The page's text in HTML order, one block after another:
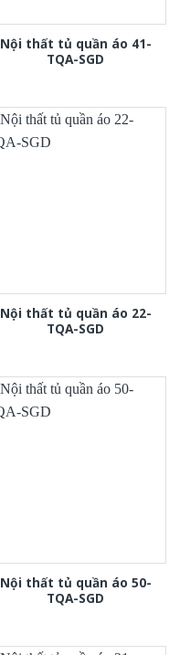
Nội thất tủ quần áo 41-
TQA-SGD
Nội thất tủ quần áo 22-
TQA-SGD
Nội thất tủ quần áo 50-
TQA-SGD